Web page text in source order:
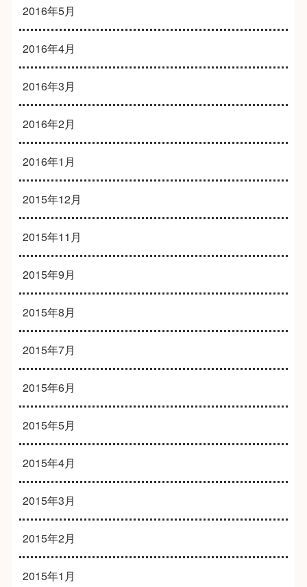
2016年5月
2016年4月
2016年3月
2016年2月
2016年1月
2015年12月
2015年11月
2015年9月
2015年8月
2015年7月
2015年6月
2015年5月
2015年4月
2015年3月
2015年2月
2015年1月